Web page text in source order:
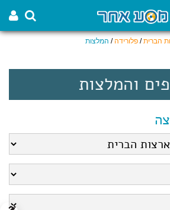
הברית/ פלורידה/ המלצות
והמלצות